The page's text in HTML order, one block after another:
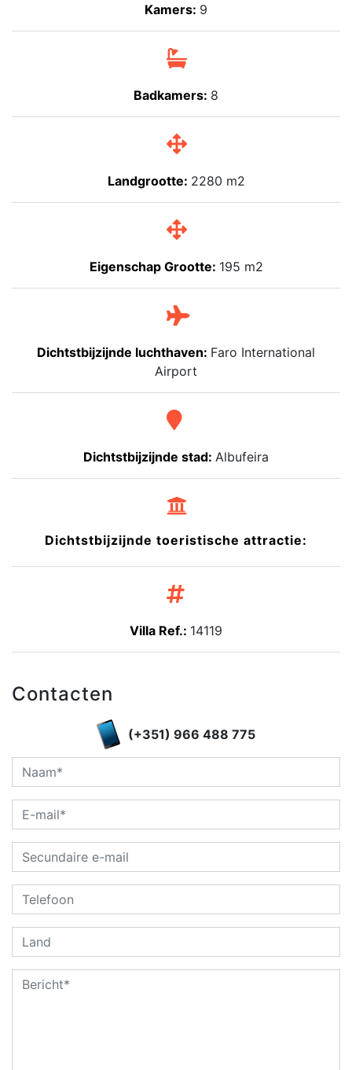
Kamers: 9
Badkamers: 8
Landgrootte: 2280 m2
Eigenschap Grootte: 195 m2
Dichtstbijzijnde luchthaven: Faro International
Airport
Dichtstbijzijnde stad: Albufeira
Dichtstbijzijnde toeristische attractie:
Villa Ref.: 14119
Contacten
(+351) 966 488 775